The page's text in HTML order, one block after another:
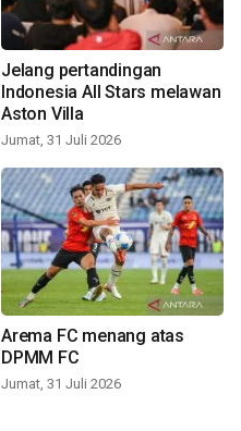
Jelang pertandingan
Indonesia All Stars melawan
Aston Villa
Jumat, 31 Juli 2026
Arema FC menang atas
DPMM FC
Jumat, 31 Juli 2026